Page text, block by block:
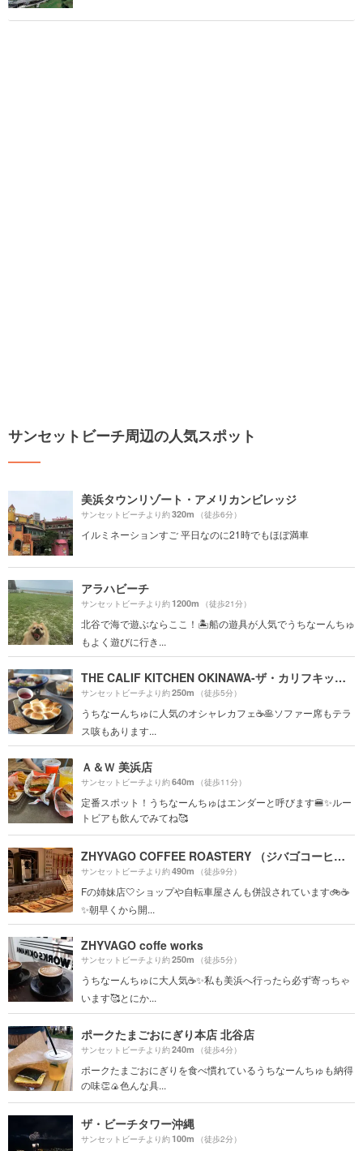
サンセットビーチ周辺の人気スポット
美浜タウンリゾート・アメリカンビレッジ
サンセットビーチより約320m （徒歩6分）
イルミネーションすご 平日なのに21時でもほぼ満車
アラハビーチ
サンセットビーチより約1200m （徒歩21分）
北谷で海で遊ぶならここ！🏝船の遊具が人気でうちなーんちゅ
もよく遊びに行き...
THE CALIF KITCHEN OKINAWA-ザ・カリフキッチン沖縄-
サンセットビーチより約250m （徒歩5分）
うちなーんちゅに人気のオシャレカフェ☕️🥞ソファー席もテラ
ス咳もあります...
Ａ＆Ｗ 美浜店
サンセットビーチより約640m （徒歩11分）
定番スポット！うちなーんちゅはエンダーと呼びます🍔✨ルー
トビアも飲んでみてね🥰
ZHYVAGO COFFEE ROASTERY （ジバゴコーヒーローステリー）北谷町美浜
サンセットビーチより約490m （徒歩9分）
Fの姉妹店🤍ショップや自転車屋さんも併設されています🚲☕️
✨朝早くから開...
ZHYVAGO coffe works
サンセットビーチより約250m （徒歩5分）
うちなーんちゅに大人気☕️✨私も美浜へ行ったら必ず寄っちゃ
います🥰とにか...
ポークたまごおにぎり本店 北谷店
サンセットビーチより約240m （徒歩4分）
ポークたまごおにぎりを食べ慣れているうちなーんちゅも納得
の味👏🍙色んな具...
ザ・ビーチタワー沖縄
サンセットビーチより約100m （徒歩2分）